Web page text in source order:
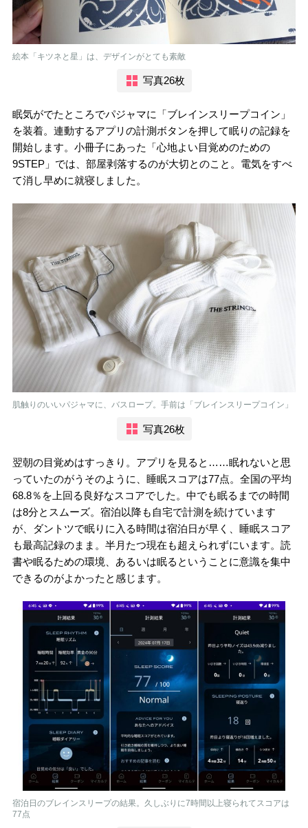
絵本「キツネと星」は、デザインがとても素敵
写真26枚
眠気がでたところでパジャマに「ブレインスリープコイン」
を装着。連動するアプリの計測ボタンを押して眠りの記録を
開始します。小冊子にあった「心地よい目覚めのための
9STEP」では、部屋剥落するのが大切とのこと。電気をすべ
て消し早めに就寝しました。
肌触りのいいパジャマに、バスロープ。手前は「ブレインスリープコイン」
写真26枚
翌朝の目覚めはすっきり。アプリを見ると……眠れないと思
っていたのがうそのように、睡眠スコアは77点。全国の平均
68.8％を上回る良好なスコアでした。中でも眠るまでの時間
は8分とスムーズ。宿泊以降も自宅で計測を続けています
が、ダントツで眠りに入る時間は宿泊日が早く、睡眠スコア
も最高記録のまま。半月たつ現在も超えられずにいます。読
書や眠るための環境、あるいは眠るということに意識を集中
できるのがよかったと感じます。
宿泊日のブレインスリープの結果。久しぶりに7時間以上寝られてスコアは
77点